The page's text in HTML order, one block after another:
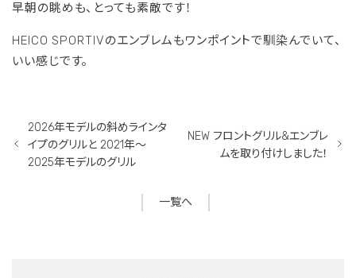
早朝の眺めも、とっても素敵です！
HEICO SPORTIVのエンブレムもワンポイントで馴染んでいて、
いい感じです。
2026年モデルの斜めラインタ
イプのグリルと 2021年〜
2025年モデルのグリル
一覧へ
NEW フロントグリル&エンブレ
ムを取り付けしました！